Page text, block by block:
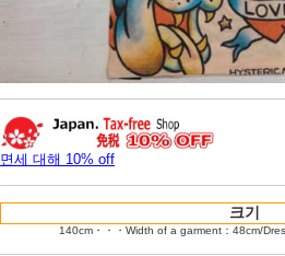
면세 대해 10% off
크기
140cm・・・Width of a garment：48cm/